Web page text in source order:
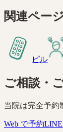
関連ペー
ピル
ご相談・
当院は完全予約
Web で予約